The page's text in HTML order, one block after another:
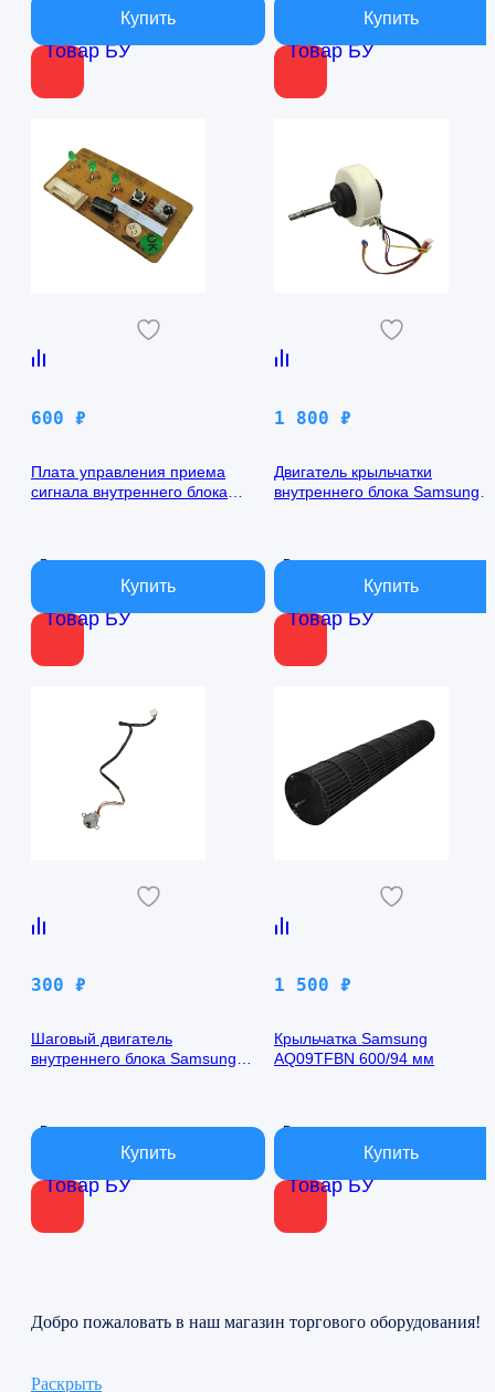
Товар БУ Товар БУ
Товар БУ
600 ₽
Плата управления приема
сигнала внутреннего блока
В наличии
Товар БУ
1 800 ₽
Двигатель крыльчатки
внутреннего блока Samsung
В наличии
Товар БУ
300 ₽
Шаговый двигатель
внутреннего блока Samsung
В наличии
Товар БУ
1 500 ₽
Крыльчатка Samsung
AQ09TFBN 600/94 мм
В наличии
Добро пожаловать в наш магазин торгового оборудования!
Раскрыть